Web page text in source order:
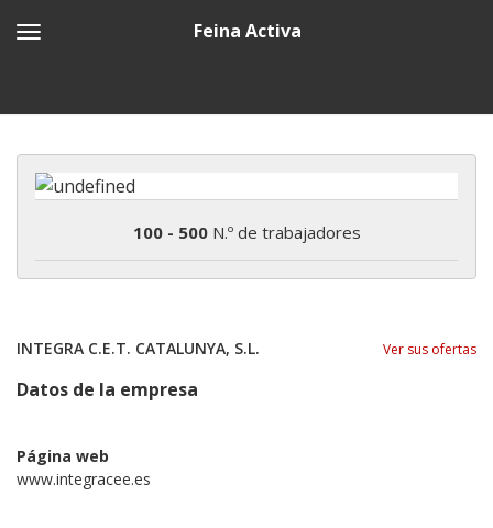
Feina Activa
100 - 500N.º de trabajadores
INTEGRA C.E.T. CATALUNYA, S.L. Ver sus ofertas
Datos de la empresa
Página web
www.integracee.es